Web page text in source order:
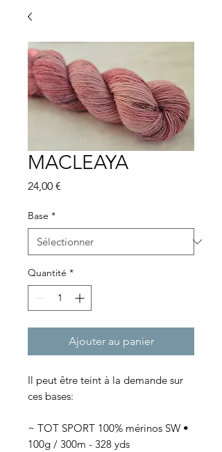
MACLEAYA
24,00 €
Base *
Quantité *
Ajouter au panier
Il peut être teint à la demande sur
ces bases:
~ TOT SPORT 100% mérinos SW •
100g / 300m - 328 yds